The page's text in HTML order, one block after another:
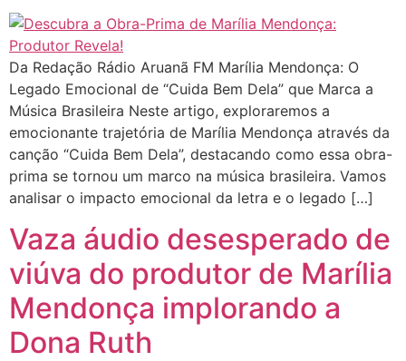
Da Redação Rádio Aruanã FM Marília Mendonça: O
Legado Emocional de “Cuida Bem Dela” que Marca a
Música Brasileira Neste artigo, exploraremos a
emocionante trajetória de Marília Mendonça através da
canção “Cuida Bem Dela”, destacando como essa obra-
prima se tornou um marco na música brasileira. Vamos
analisar o impacto emocional da letra e o legado […]
Vaza áudio desesperado de
viúva do produtor de Marília
Mendonça implorando a
Dona Ruth